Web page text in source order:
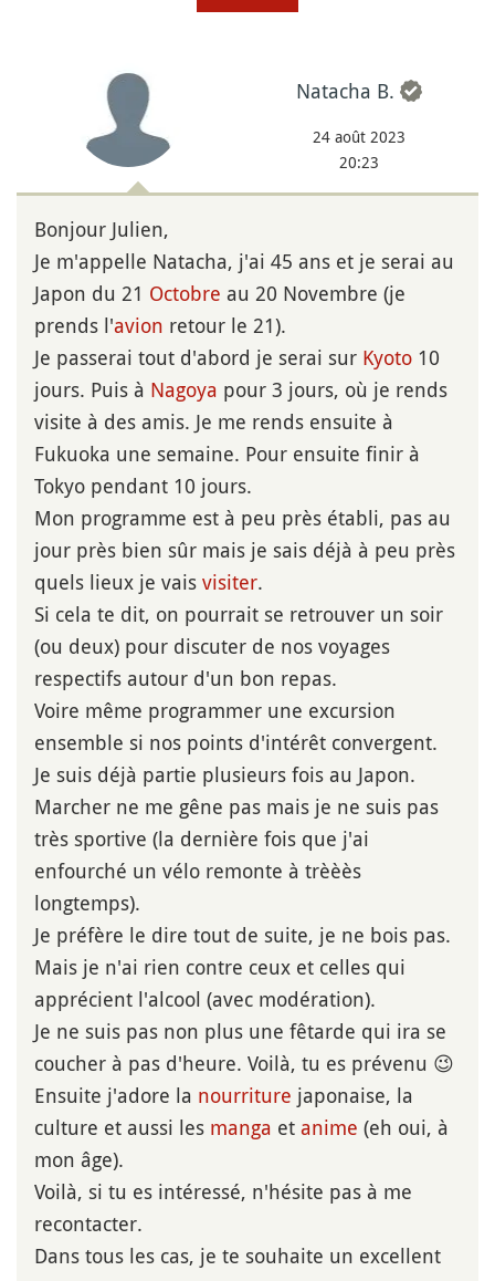
Natacha B.
24 août 2023
20:23
Bonjour Julien,
Je m'appelle Natacha, j'ai 45 ans et je serai au
Japon du 21 Octobre au 20 Novembre (je
prends l'avion retour le 21).
Je passerai tout d'abord je serai sur Kyoto 10
jours. Puis à Nagoya pour 3 jours, où je rends
visite à des amis. Je me rends ensuite à
Fukuoka une semaine. Pour ensuite finir à
Tokyo pendant 10 jours.
Mon programme est à peu près établi, pas au
jour près bien sûr mais je sais déjà à peu près
quels lieux je vais visiter.
Si cela te dit, on pourrait se retrouver un soir
(ou deux) pour discuter de nos voyages
respectifs autour d'un bon repas.
Voire même programmer une excursion
ensemble si nos points d'intérêt convergent.
Je suis déjà partie plusieurs fois au Japon.
Marcher ne me gêne pas mais je ne suis pas
très sportive (la dernière fois que j'ai
enfourché un vélo remonte à trèèès
longtemps).
Je préfère le dire tout de suite, je ne bois pas.
Mais je n'ai rien contre ceux et celles qui
apprécient l'alcool (avec modération).
Je ne suis pas non plus une fêtarde qui ira se
coucher à pas d'heure. Voilà, tu es prévenu 😉
Ensuite j'adore la nourriture japonaise, la
culture et aussi les manga et anime (eh oui, à
mon âge).
Voilà, si tu es intéressé, n'hésite pas à me
recontacter.
Dans tous les cas, je te souhaite un excellent